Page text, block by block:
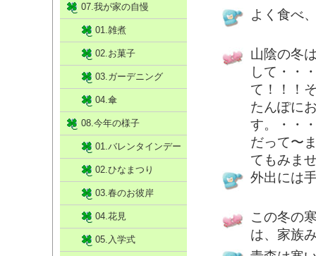
よく食べ
山陰の冬
して・・
て！！！
たんぽに
す。・・
だって〜
てもみま
外出には
この冬の
は、家族
07.我が家の自慢
01.雑煮
02.お菓子
03.ガーデニング
04.傘
08.今年の様子
01.バレンタインデー
02.ひなまつり
03.春のお彼岸
04.花見
05.入学式